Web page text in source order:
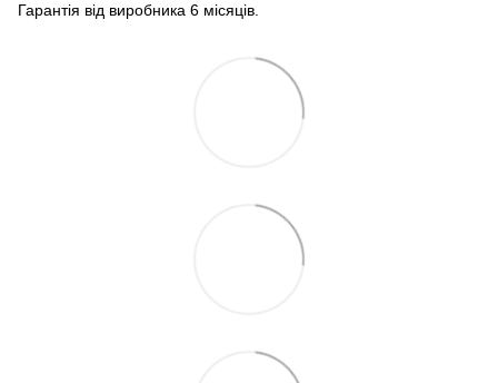
Гарантія від виробника 6 місяців.